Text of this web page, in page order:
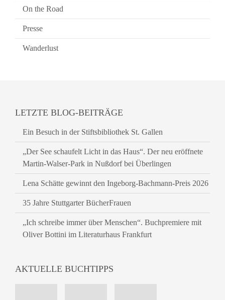
On the Road
Presse
Wanderlust
LETZTE BLOG-BEITRÄGE
Ein Besuch in der Stiftsbibliothek St. Gallen
„Der See schaufelt Licht in das Haus“. Der neu eröffnete
Martin-Walser-Park in Nußdorf bei Überlingen
Lena Schätte gewinnt den Ingeborg-Bachmann-Preis 2026
35 Jahre Stuttgarter BücherFrauen
„Ich schreibe immer über Menschen“. Buchpremiere mit
Oliver Bottini im Literaturhaus Frankfurt
AKTUELLE BUCHTIPPS